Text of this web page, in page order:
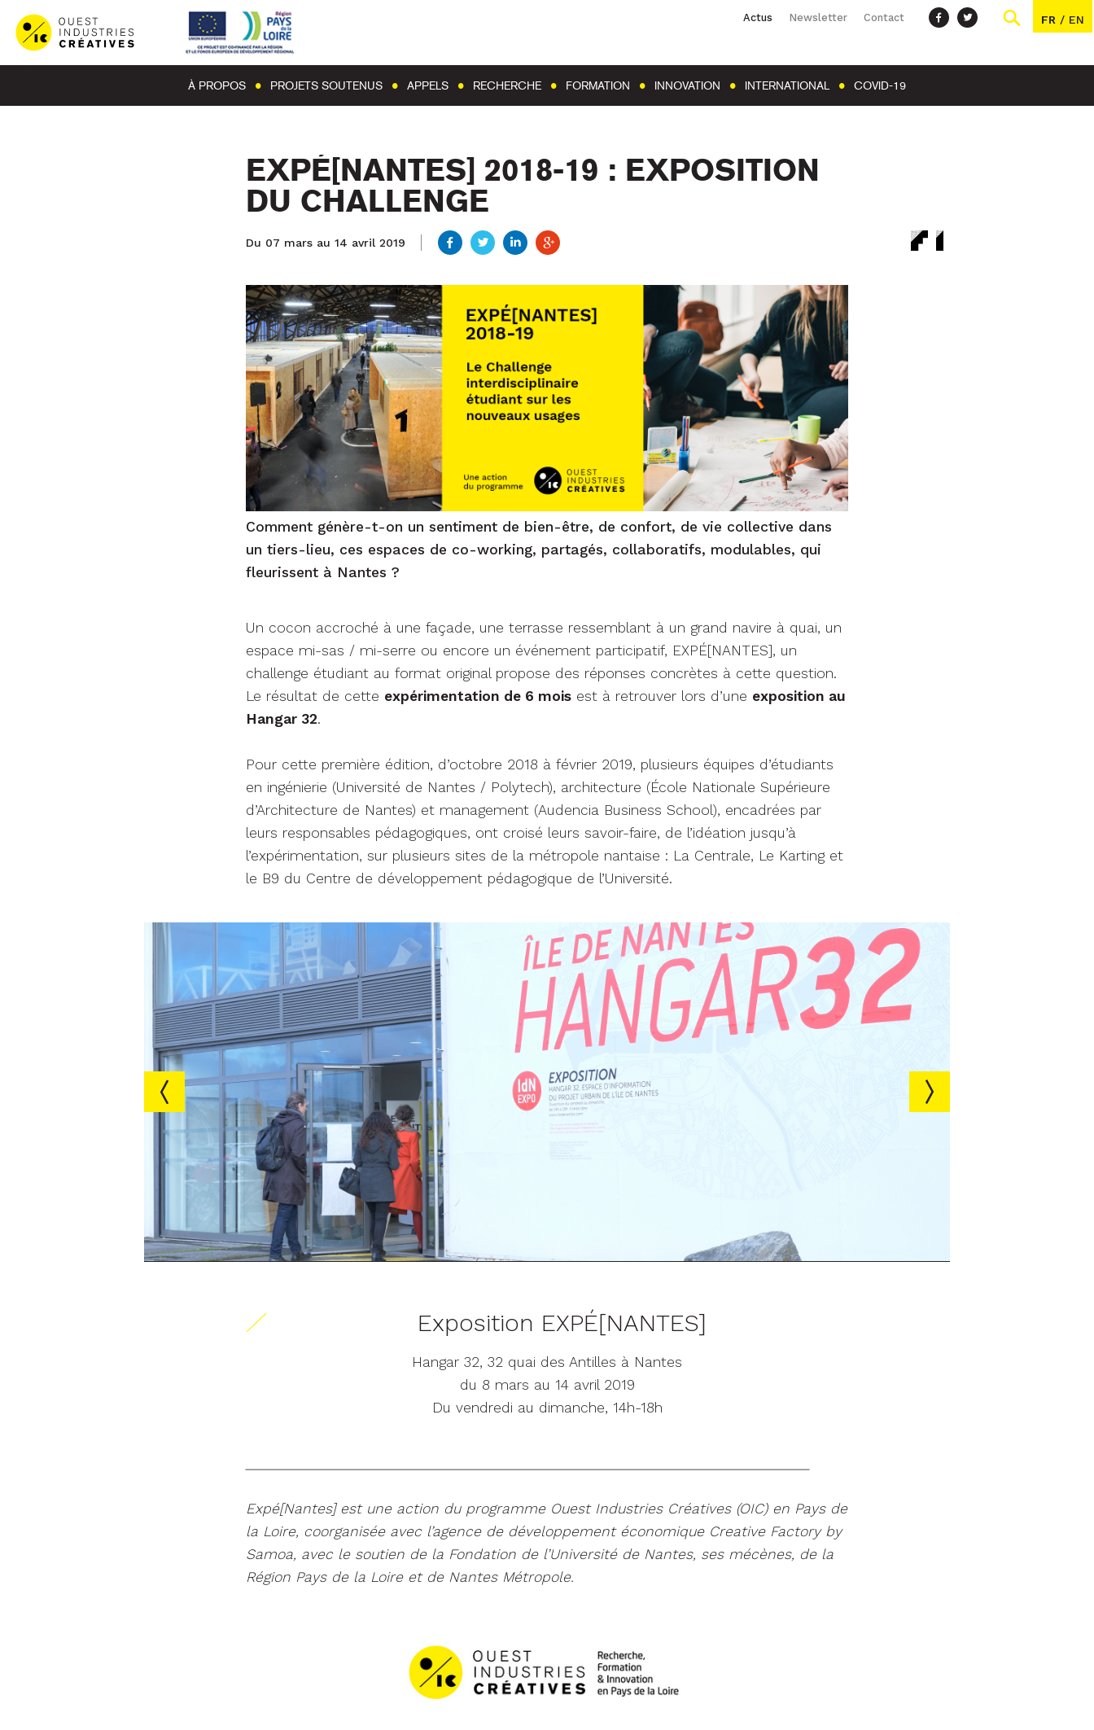
Actus Newsletter Contact FR / EN
À PROPOS PROJETS SOUTENUS APPELS RECHERCHE FORMATION INNOVATION INTERNATIONAL COVID-19
EXPÉ[NANTES] 2018-19 : EXPOSITION
DU CHALLENGE
Du 07 mars au 14 avril 2019
Comment génère-t-on un sentiment de bien-être, de confort, de vie collective dans
un tiers-lieu, ces espaces de co-working, partagés, collaboratifs, modulables, qui
fleurissent à Nantes ?
Un cocon accroché à une façade, une terrasse ressemblant à un grand navire à quai, un
espace mi-sas / mi-serre ou encore un événement participatif, EXPÉ[NANTES], un
challenge étudiant au format original propose des réponses concrètes à cette question.
Le résultat de cette expérimentation de 6 mois est à retrouver lors d’une exposition au
Hangar 32.
Pour cette première édition, d’octobre 2018 à février 2019, plusieurs équipes d’étudiants
en ingénierie (Université de Nantes / Polytech), architecture (École Nationale Supérieure
d’Architecture de Nantes) et management (Audencia Business School), encadrées par
leurs responsables pédagogiques, ont croisé leurs savoir-faire, de l’idéation jusqu’à
l’expérimentation, sur plusieurs sites de la métropole nantaise : La Centrale, Le Karting et
le B9 du Centre de développement pédagogique de l’Université.
Exposition EXPÉ[NANTES]
Hangar 32, 32 quai des Antilles à Nantes
du 8 mars au 14 avril 2019
Du vendredi au dimanche, 14h-18h
Expé[Nantes] est une action du programme Ouest Industries Créatives (OIC) en Pays de
la Loire, coorganisée avec l’agence de développement économique Creative Factory by
Samoa, avec le soutien de la Fondation de l’Université de Nantes, ses mécènes, de la
Région Pays de la Loire et de Nantes Métropole.